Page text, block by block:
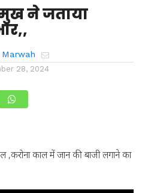
ने जताया
28, 2024
,करोना काल में जान की बाजी लगाने का